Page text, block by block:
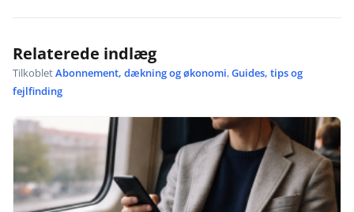
Relaterede indlæg
TilkobletAbonnement, dækning og økonomi,Guides, tips og
fejlfinding